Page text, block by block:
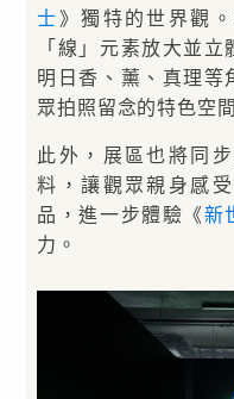
士》獨特的世界觀
「線」元素放大並
明日香、薰、真理等
眾拍照留念的特色空
此外，展區也將同
料，讓觀眾親身感
品，進一步體驗《新
力。